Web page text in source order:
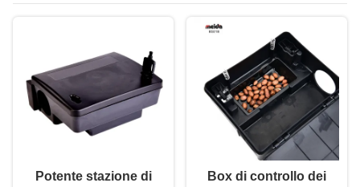
Potente stazione di
Box di controllo dei